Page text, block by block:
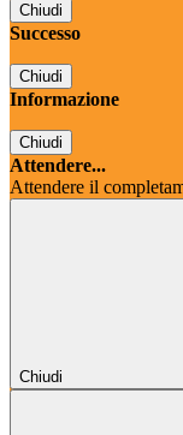
Chiudi
Successo
Chiudi
Informazione
Chiudi
Attendere...
Attendere il
Chiudi